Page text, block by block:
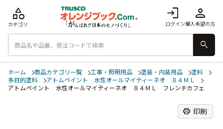
login
ログイン
person
購入希望の方
category
カテゴリ
search
ホーム 商品カテゴリ一覧 工事・照明用品 塗装・内装用品
塗料
多目的塗料
アトムペイント 水性オールマイティーネオ ８４ＭＬ
アトムペイント 水性オールマイティーネオ ８４ＭＬ フレンチカフェ
print 印刷